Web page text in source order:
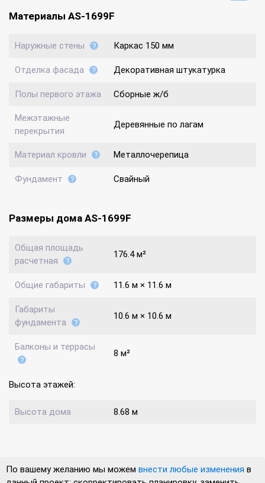
Материалы AS-1699F
Наружные стены Каркас 150 мм
Отделка фасада Декоративная штукатурка
Полы первого этажа Сборные ж/б
Межэтажные
перекрытия
Деревянные по лагам
Материал кровли Металлочерепица
Фундамент Свайный
Размеры дома AS-1699F
Общая площадь
расчетная
176.4 м²
Общие габариты 11.6 м × 11.6 м
Габариты
фундамента
10.6 м × 10.6 м
Балконы и террасы
8 м²
Высота этажей:
Высота дома 8.68 м
По вашему желанию мы можем внести любые изменения в